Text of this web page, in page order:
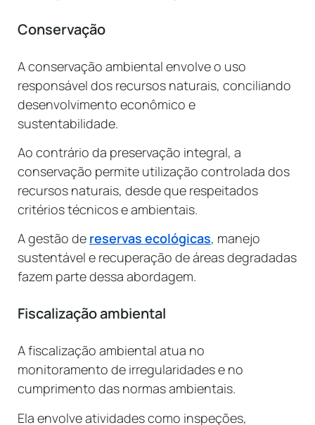
Conservação
A conservação ambiental envolve o uso
responsável dos recursos naturais, conciliando
desenvolvimento econômico e
sustentabilidade.
Ao contrário da preservação integral, a
conservação permite utilização controlada dos
recursos naturais, desde que respeitados
critérios técnicos e ambientais.
A gestão de reservas ecológicas, manejo
sustentável e recuperação de áreas degradadas
fazem parte dessa abordagem.
Fiscalização ambiental
A fiscalização ambiental atua no
monitoramento de irregularidades e no
cumprimento das normas ambientais.
Ela envolve atividades como inspeções,